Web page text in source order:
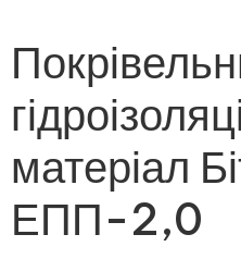
матеріал
ЕПП-2,0